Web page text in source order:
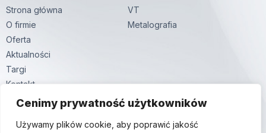
Cenimy prywatność użytkowników
Używamy plików cookie, aby poprawić jakość
b
o
o
k
f
e
i
i
Strona główna
O firmie
Oferta
Aktualności
Targi
Kontakt
VT
Metalografia
Kontakt
81-061 Gdynia